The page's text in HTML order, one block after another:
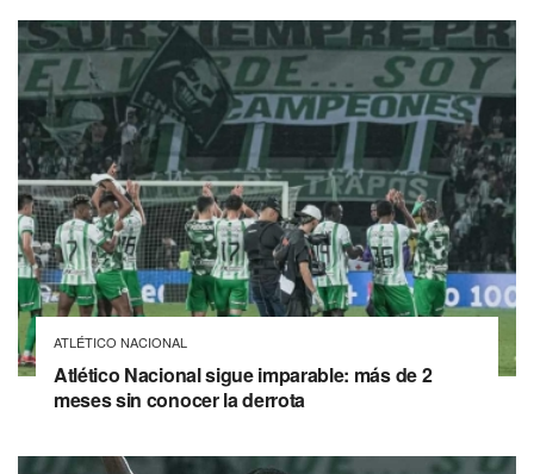
ATLÉTICO NACIONAL
Atlético Nacional sigue imparable: más de 2
meses sin conocer la derrota